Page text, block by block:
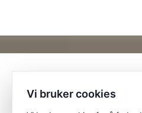
Vi bruker cookies